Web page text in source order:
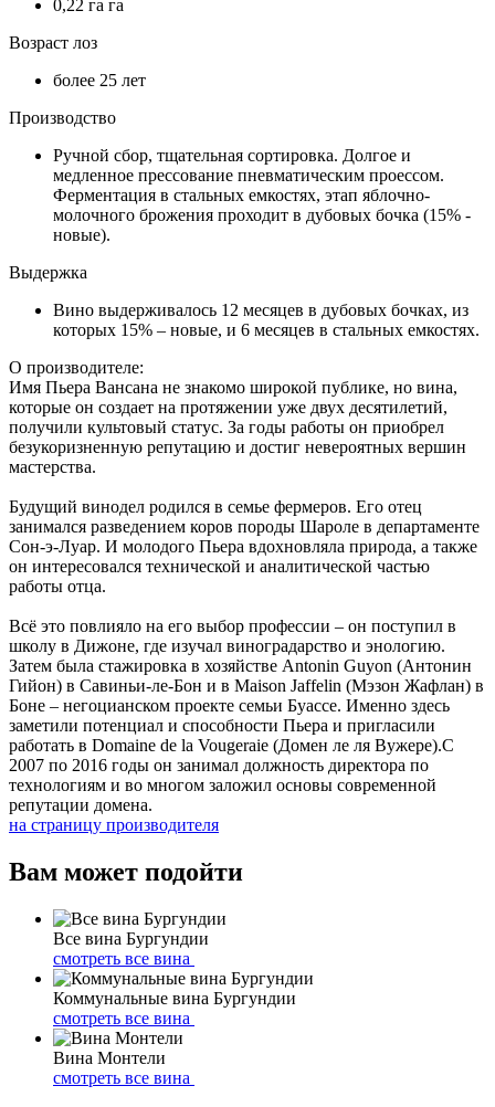
0,22 га га
Возраст лоз
более 25 лет
Производство
Ручной сбор, тщательная сортировка. Долгое и
медленное прессование пневматическим проессом.
Ферментация в стальных емкостях, этап яблочно-
молочного брожения проходит в дубовых бочка (15% -
новые).
Выдержка
Вино выдерживалось 12 месяцев в дубовых бочках, из
которых 15% – новые, и 6 месяцев в стальных емкостях.
О производителе:
Имя Пьера Вансана не знакомо широкой публике, но вина,
которые он создает на протяжении уже двух десятилетий,
получили культовый статус. За годы работы он приобрел
безукоризненную репутацию и достиг невероятных вершин
мастерства.
Будущий винодел родился в семье фермеров. Его отец
занимался разведением коров породы Шароле в департаменте
Сон-э-Луар. И молодого Пьера вдохновляла природа, а также
он интересовался технической и аналитической частью
работы отца.
Всё это повлияло на его выбор профессии – он поступил в
школу в Дижоне, где изучал виноградарство и энологию.
Затем была стажировка в хозяйстве Antonin Guyon (Антонин
Гийон) в Савиньи-ле-Бон и в Maison Jaffelin (Мэзон Жафлан) в
Боне – негоцианском проекте семьи Буассе. Именно здесь
заметили потенциал и способности Пьера и пригласили
работать в Domaine de la Vougeraie (Домен ле ля Вужере).С
2007 по 2016 годы он занимал должность директора по
технологиям и во многом заложил основы современной
репутации домена.
на страницу производителя
Вам может подойти
Все вина Бургундии
смотреть все вина
Коммунальные вина Бургундии
смотреть все вина
Вина Монтели
смотреть все вина